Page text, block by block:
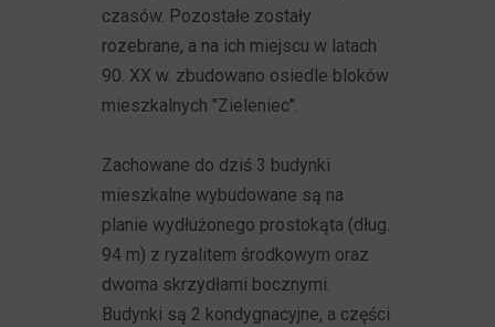
czasów. Pozostałe zostały
rozebrane, a na ich miejscu w latach
90. XX w. zbudowano osiedle bloków
mieszkalnych "Zieleniec".
Zachowane do dziś 3 budynki
mieszkalne wybudowane są na
planie wydłużonego prostokąta (dług.
94 m) z ryzalitem środkowym oraz
dwoma skrzydłami bocznymi.
Budynki są 2 kondygnacyjne, a części